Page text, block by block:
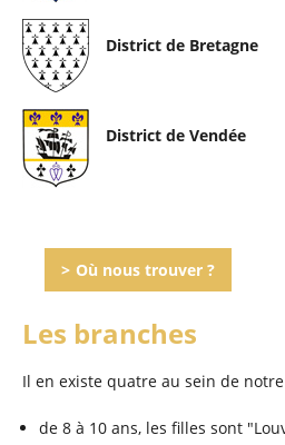
District de Bretagne
District de Vendée
Où nous trouver ?
Les branches
Il en existe quatre au sein de
de 8 à 10 ans, les filles sont